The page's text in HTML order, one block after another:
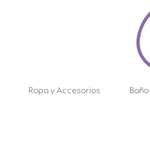
Ropa y Accesorios Baño